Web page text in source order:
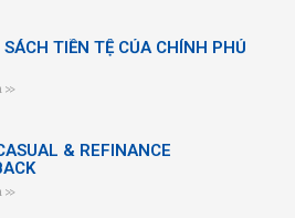
TIỀN TỆ CỦA CHÍNH PHỦ
& REFINANCE